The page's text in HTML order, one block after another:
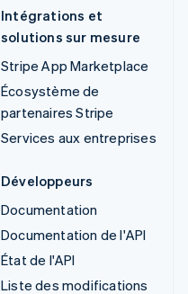
Intégrations et
solutions sur mesure
Stripe App Marketplace
Écosystème de
partenaires Stripe
Services aux entreprises
Développeurs
Documentation
Documentation de l'API
État de l'API
Liste des modifications